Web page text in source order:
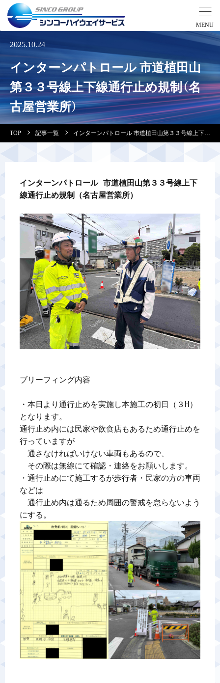
営業拠点
会社案内・実績紹介
採用情報
警備業標識
反社会的勢力排除宣言
カスタマーハラスメントに対する基本方針
プライバシーポリシー
2025.10.24
インターンパトロール 市道植田山
第３３号線上下線通行止め規制（名
古屋営業所）
TOP 記事一覧 インターンパトロール 市道植田山第３３号線上下線通行止め規制（名古屋営業所）
インターンパトロール 市道植田山第３３号線上下
線通行止め規制（名古屋営業所）
ブリーフィング内容
・本日より通行止めを実施し本施工の初日（３H）
となります。
通行止め内には民家や飲食店もあるため通行止めを
行っていますが
通さなければいけない車両もあるので、
その際は無線にて確認・連絡をお願いします。
・通行止めにて施工するが歩行者・民家の方の車両
などは
通行止め内は通るため周囲の警戒を怠らないよう